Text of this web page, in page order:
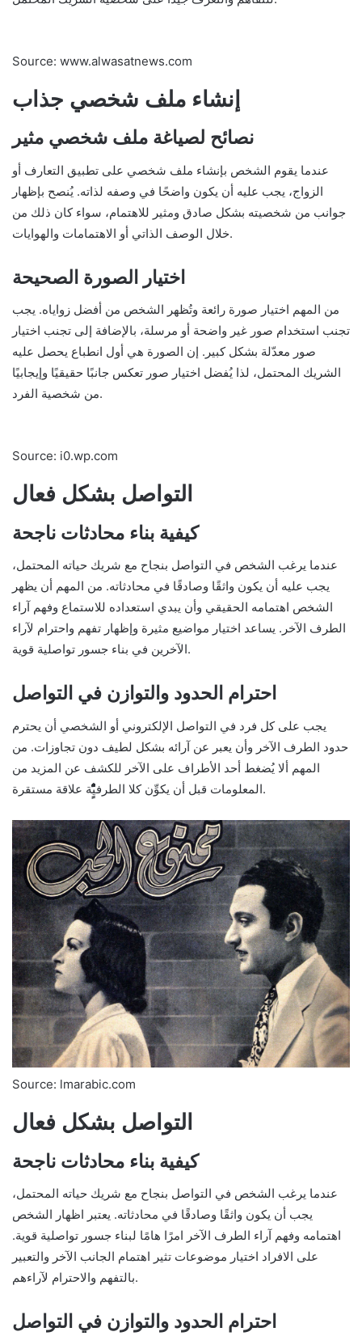
Source: www.alwasatnews.com
إنشاء ملف شخصي جذاب
نصائح لصياغة ملف شخصي مثير
عندما يقوم الشخص بإنشاء ملف شخصي على تطبيق التعارف أو
الزواج، يجب عليه أن يكون واضحًا في وصفه لذاته. يُنصح بإظهار
جوانب من شخصيته بشكل صادق ومثير للاهتمام، سواء كان ذلك من
خلال الوصف الذاتي أو الاهتمامات والهوايات.
اختيار الصورة الصحيحة
من المهم اختيار صورة رائعة وتُظهر الشخص من أفضل زواياه. يجب
تجنب استخدام صور غير واضحة أو مرسلة، بالإضافة إلى تجنب اختيار
صور معدّلة بشكل كبير. إن الصورة هي أول انطباع يحصل عليه
الشريك المحتمل، لذا يُفضل اختيار صور تعكس جانبًا حقيقيًا وإيجابيًا
من شخصية الفرد.
Source: i0.wp.com
التواصل بشكل فعال
كيفية بناء محادثات ناجحة
عندما يرغب الشخص في التواصل بنجاح مع شريك حياته المحتمل،
يجب عليه أن يكون واثقًا وصادقًا في محادثاته. من المهم أن يظهر
الشخص اهتمامه الحقيقي وأن يبدي استعداده للاستماع وفهم آراء
الطرف الآخر. يساعد اختيار مواضيع مثيرة وإظهار تفهم واحترام لآراء
الآخرين في بناء جسور تواصلية قوية.
احترام الحدود والتوازن في التواصل
يجب على كل فرد في التواصل الإلكتروني أو الشخصي أن يحترم
حدود الطرف الآخر وأن يعبر عن آرائه بشكل لطيف دون تجاوزات. من
المهم ألا يُضغط أحد الأطراف على الآخر للكشف عن المزيد من
المعلومات قبل أن يكوِّن كلا الطرفيٌٌٌٍٍَََُُُْْْْْْْْْْْْة علاقة مستقرة.
Source: lmarabic.com
التواصل بشكل فعال
كيفية بناء محادثات ناجحة
عندما يرغب الشخص في التواصل بنجاح مع شريك حياته المحتمل،
يجب أن يكون واثقًا وصادقًا في محادثاته. يعتبر اظهار الشخص
اهتمامه وفهم آراء الطرف الآخر امرًا هامًا لبناء جسور تواصلية قوية.
على الافراد اختيار موضوعات تثير اهتمام الجانب الآخر والتعبير
بالتفهم والاحترام لآراءهم.
احترام الحدود والتوازن في التواصل